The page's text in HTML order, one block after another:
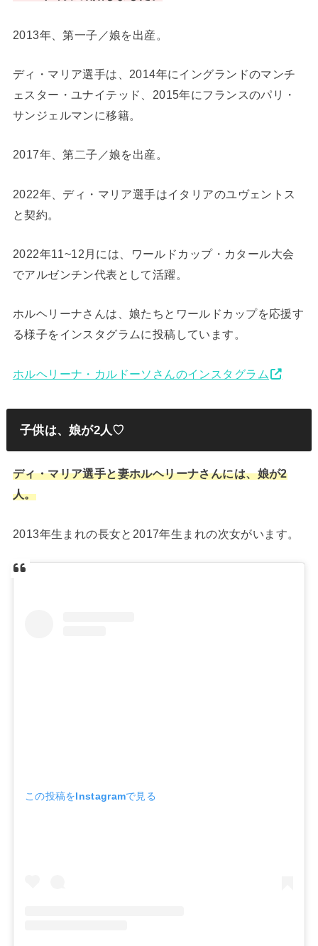
2013年、第一子／娘を出産。
ディ・マリア選手は、2014年にイングランドのマンチ
ェスター・ユナイテッド、2015年にフランスのパリ・
サンジェルマンに移籍。
2017年、第二子／娘を出産。
2022年、ディ・マリア選手はイタリアのユヴェントス
と契約。
2022年11~12月には、ワールドカップ・カタール大会
でアルゼンチン代表として活躍。
ホルヘリーナさんは、娘たちとワールドカップを応援す
る様子をインスタグラムに投稿しています。
ホルヘリーナ・カルドーソさんのインスタグラム
子供は、娘が2人♡
ディ・マリア選手と妻ホルヘリーナさんには、娘が2
人。
2013年生まれの長女と2017年生まれの次女がいます。
この投稿をInstagramで見る